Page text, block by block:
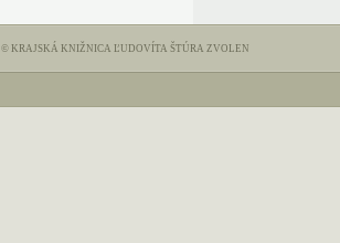
© KRAJSKÁ KNIŽNICA ĽUDOVÍTA ŠTÚRA ZVOLEN